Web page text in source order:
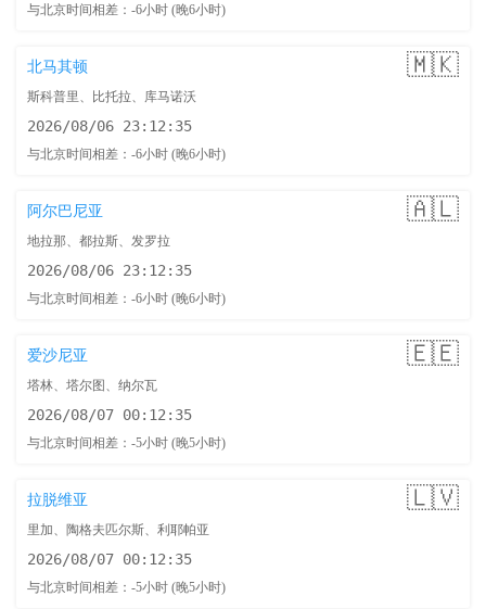
与北京时间相差：-6小时 (晚6小时)
🇲🇰
北马其顿
斯科普里、比托拉、库马诺沃
2026/08/06 23:12:36
与北京时间相差：-6小时 (晚6小时)
🇦🇱
阿尔巴尼亚
地拉那、都拉斯、发罗拉
2026/08/06 23:12:36
与北京时间相差：-6小时 (晚6小时)
🇪🇪
爱沙尼亚
塔林、塔尔图、纳尔瓦
2026/08/07 00:12:36
与北京时间相差：-5小时 (晚5小时)
🇱🇻
拉脱维亚
里加、陶格夫匹尔斯、利耶帕亚
2026/08/07 00:12:36
与北京时间相差：-5小时 (晚5小时)